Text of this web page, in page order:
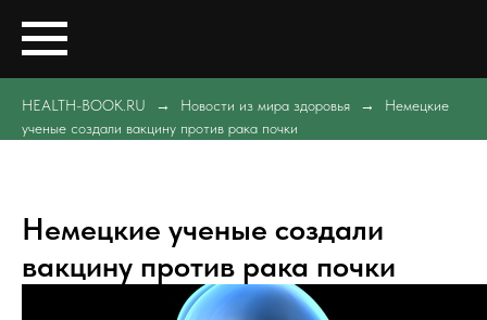
HEALTH-BOOK.RU Новости из мира здоровья
Немецкие
ученые создали вакцину против рака почки
Немецкие ученые создали
вакцину против рака почки